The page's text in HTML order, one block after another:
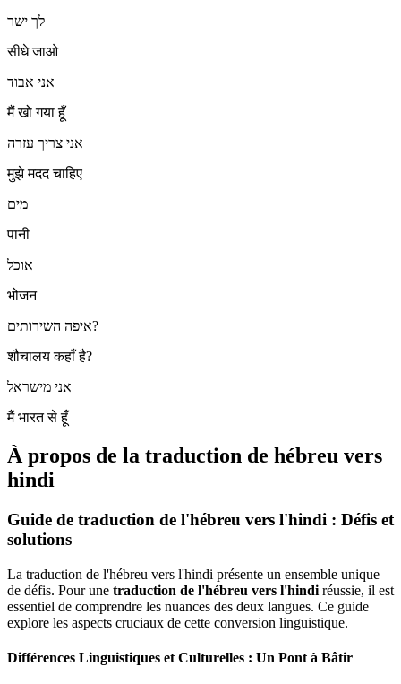
לך ישר
सीधे जाओ
אני אבוד
मैं खो गया हूँ
אני צריך עזרה
मुझे मदद चाहिए
מים
पानी
אוכל
भोजन
איפה השירותים?
शौचालय कहाँ है?
אני מישראל
मैं भारत से हूँ
À propos de la traduction de hébreu vers
hindi
Guide de traduction de l'hébreu vers l'hindi : Défis et
solutions
La traduction de l'hébreu vers l'hindi présente un ensemble unique
de défis. Pour une traduction de l'hébreu vers l'hindi réussie, il est
essentiel de comprendre les nuances des deux langues. Ce guide
explore les aspects cruciaux de cette conversion linguistique.
Différences Linguistiques et Culturelles : Un Pont à Bâtir